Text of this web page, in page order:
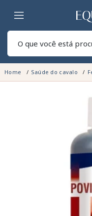
Lar
Home Saúde do cavalo